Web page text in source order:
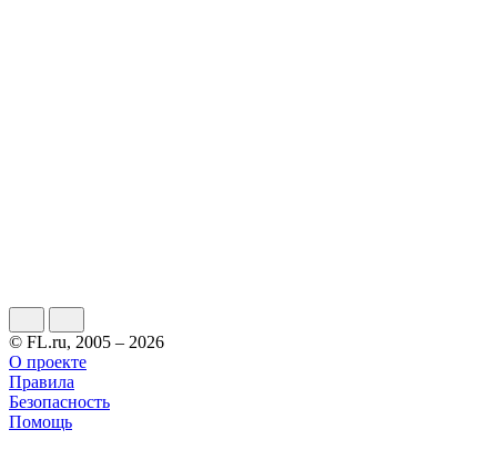
© FL.ru, 2005 – 2026
О проекте
Правила
Безопасность
Помощь